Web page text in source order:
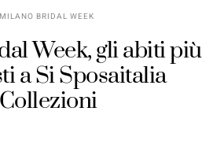
MILANO BRIDAL WEEK
Week, gli abiti più
a Si Sposaitalia
Collezioni